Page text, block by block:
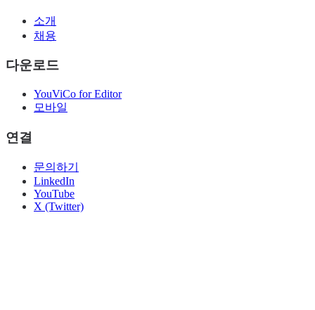
소개
채용
다운로드
YouViCo for Editor
모바일
연결
문의하기
LinkedIn
YouTube
X (Twitter)